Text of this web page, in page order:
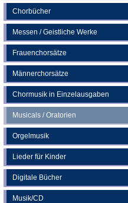
Chorbücher
Messen / Geistliche Werke
Frauenchorsätze
Männerchorsätze
Chormusik in Einzelausgaben
Musicals / Oratorien
Orgelmusik
Lieder für Kinder
Digitale Bücher
Musik/CD